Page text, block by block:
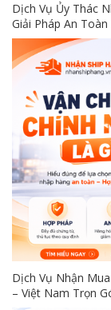
Dịch Vụ Ủy Thác
Giải Pháp An
Dịch Vụ Nhận
– Việt Nam Trọn